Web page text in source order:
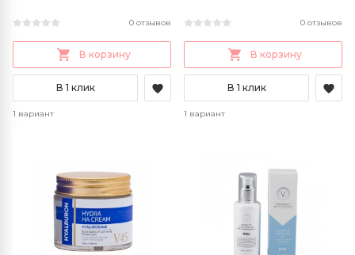
0 отзывов
В корзину
В 1 клик
1 вариант
0 отзывов
В корзину
В 1 клик
1 вариант